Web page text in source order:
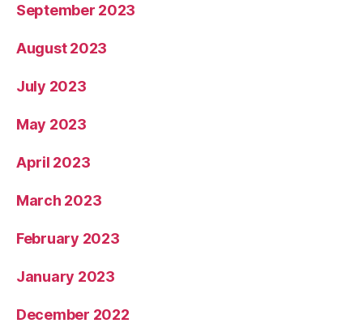
September 2023
August 2023
July 2023
May 2023
April 2023
March 2023
February 2023
January 2023
December 2022